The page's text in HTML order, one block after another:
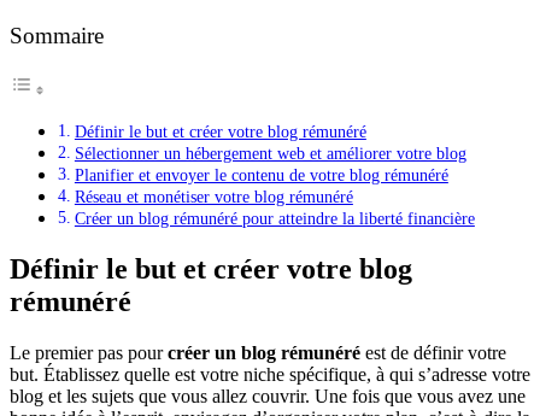
Sommaire
Définir le but et créer votre blog rémunéré
Sélectionner un hébergement web et améliorer votre blog
Planifier et envoyer le contenu de votre blog rémunéré
Réseau et monétiser votre blog rémunéré
Créer un blog rémunéré pour atteindre la liberté financière
Définir le but et créer votre blog
rémunéré
Le premier pas pourcréer un blog rémunéré est de définir votre
but. Établissez quelle est votre niche spécifique, à qui s’adresse votre
blog et les sujets que vous allez couvrir. Une fois que vous avez une